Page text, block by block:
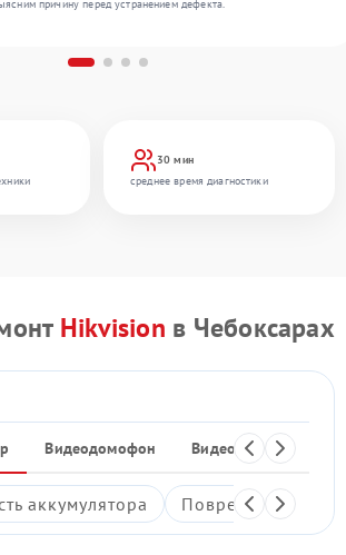
30 мин
среднее время диагностики
причину перед устранением дефекта.
Hikvision в Чебоксарах
Видеодомофон Видеостены
аккумулятора Повреждение